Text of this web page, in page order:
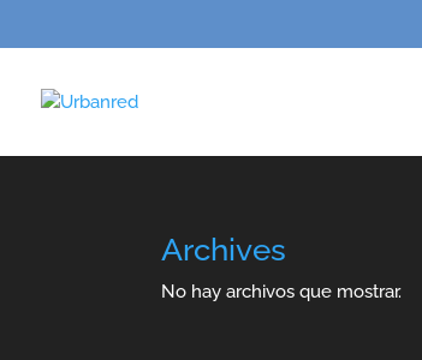
Archives
No hay archivos que mostrar.